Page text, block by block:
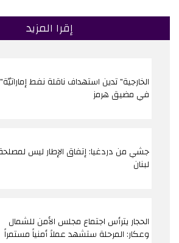
إقرا المزيد
"الخارجية" تدين استهداف ناقلة نفط إماراتيّة
في مضيق هرمز
جشي من دردغيا: إتفاق الإطار ليس
لبنان
الحجار يترأس اجتماع مجلس الأمن للشمال
وعكار: المرحلة ستشهد عملاً أمنياً مستمراً